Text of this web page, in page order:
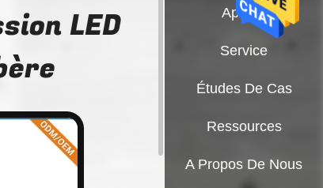
LED
Aperçu
Service
Études De Cas
Ressources
A Propos De Nous